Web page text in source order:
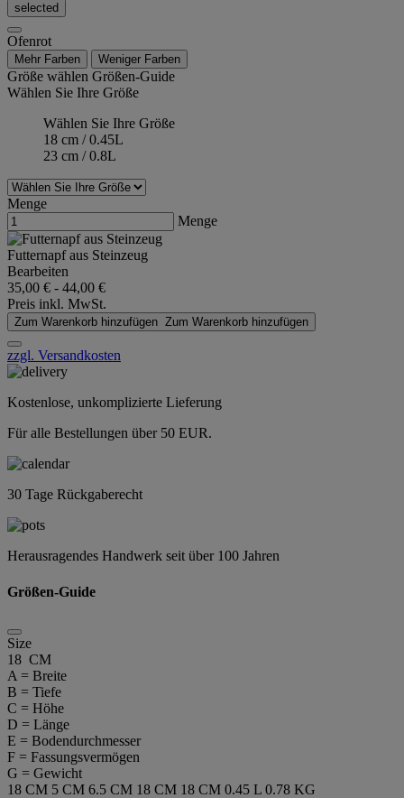
selected
Ofenrot
Mehr Farben Weniger Farben
Größe wählen Größen-Guide
Wählen Sie Ihre Größe
Wählen Sie Ihre Größe
18 cm / 0.45L
23 cm / 0.8L
Menge
Menge
Futternapf aus Steinzeug
Bearbeiten
35,00 € - 44,00 €
Preis inkl. MwSt.
Zum Warenkorb hinzufügen Zum Warenkorb hinzufügen
zzgl. Versandkosten
Kostenlose, unkomplizierte Lieferung
Für alle Bestellungen über 50 EUR.
30 Tage Rückgaberecht
Herausragendes Handwerk seit über 100 Jahren
Größen-Guide
Size
18 CM
A = Breite
B = Tiefe
C = Höhe
D = Länge
E = Bodendurchmesser
F = Fassungsvermögen
G = Gewicht
18 CM 5 CM 6.5 CM 18 CM 18 CM 0.45 L 0.78 KG